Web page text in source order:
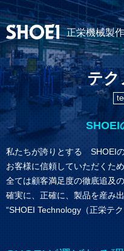
正栄機械製
テク
SHOEI
私たちが誇りとする SHOEIの
お客様に信頼していただくた
全ては顧客満足度の徹底追及の
確実に、正確に、製品を産み
“SHOEI Technology（正栄テ